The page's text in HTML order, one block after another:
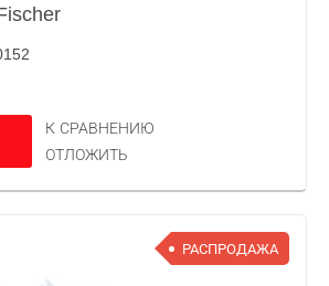
К СРАВНЕНИЮ
ОТЛОЖИТЬ
РАСПРОДАЖА